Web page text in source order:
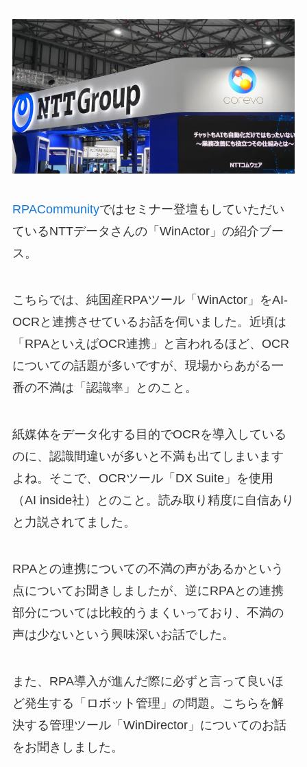
RPACommunityではセミナー登壇もしていただい
ているNTTデータさんの「WinActor」の紹介ブー
ス。
こちらでは、純国産RPAツール「WinActor」をAI-
OCRと連携させているお話を伺いました。近頃は
「RPAといえばOCR連携」と言われるほど、OCR
についての話題が多いですが、現場からあがる一
番の不満は「認識率」とのこと。
紙媒体をデータ化する目的でOCRを導入している
のに、認識間違いが多いと不満も出てしまいます
よね。そこで、OCRツール「DX Suite」を使用
（AI inside社）とのこと。読み取り精度に自信あり
と力説されてました。
RPAとの連携についての不満の声があるかという
点についてお聞きしましたが、逆にRPAとの連携
部分については比較的うまくいっており、不満の
声は少ないという興味深いお話でした。
また、RPA導入が進んだ際に必ずと言って良いほ
ど発生する「ロボット管理」の問題。こちらを解
決する管理ツール「WinDirector」についてのお話
をお聞きしました。